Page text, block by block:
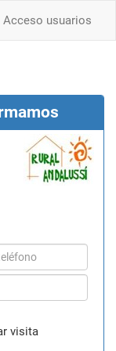
Acceso usuarios
visita